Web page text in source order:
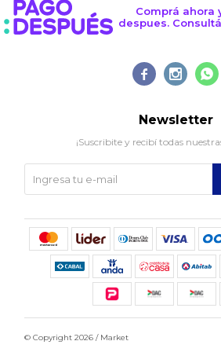
Comprá ahora
despues.
  
Newsletter
¡Suscribite y recibí todas
© Copyright 2026 / Market